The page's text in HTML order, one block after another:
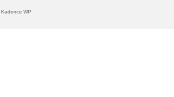
Kadence WP